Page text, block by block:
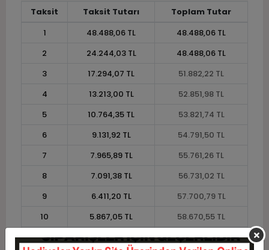
Taksit Taksit Tutarı
Toplam Tutar
1
48.488,06 TL
48.488,06 TL
2
24.244,03 TL
48.488,06 TL
3
17.294,07 TL
51.882,22 TL
4
13.213,00 TL
52.851,98 TL
5
10.764,35 TL
53.821,74 TL
6
9.131,92 TL
54.791,50 TL
7
7.965,89 TL
55.761,26 TL
8
7.091,38 TL
56.731,02 TL
9
6.411,20 TL
57.700,79 TL
10
5.867,05 TL
58.670,55 TL
11
5.377,77 TL
59.155,43 TL